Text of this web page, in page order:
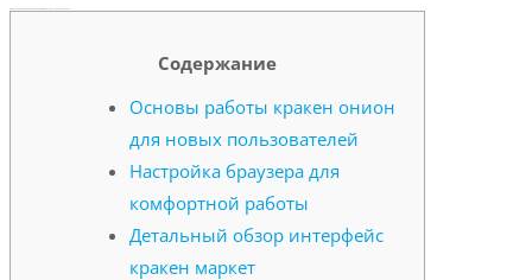
Содержание
Основы работы кракен онион
для новых пользователей
Настройка браузера для
комфортной работы
Детальный обзор интерфейс
кракен маркет